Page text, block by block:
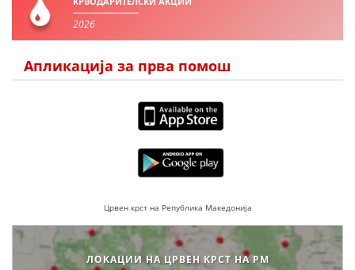
2026
Апликација за прва помош
Црвен крст на Република Македонија
ЛОКАЦИИ НА ЦРВЕН КРСТ НА РМ